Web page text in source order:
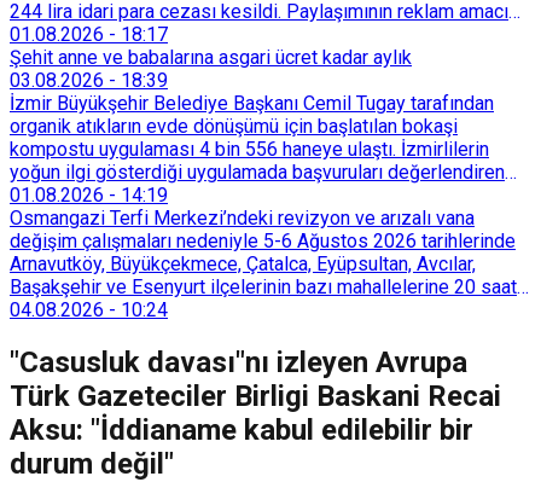
244 lira idari para cezası kesildi. Paylaşımının reklam amacı
taşımadığını savunan Dören, cezanın iptali için yargıya
başvurdu.
01.08.2026 - 18:17
Şehit anne ve babalarına asgari ücret kadar aylık
03.08.2026 - 18:39
İzmir Büyükşehir Belediye Başkanı Cemil Tugay tarafından
organik atıkların evde dönüşümü için başlatılan bokaşi
kompostu uygulaması 4 bin 556 haneye ulaştı. İzmirlilerin
yoğun ilgi gösterdiği uygulamada başvuruları değerlendiren
Tarımsal Hizmetler Dairesi Başkanlığı, farklı ilçelerde toplam
128 bokaşi kompost eğitimi düzenleyerek İzmirlileri
sürdürülebilir atık yönetimi sistemine dahil etti.
01.08.2026 - 14:19
Osmangazi Terfi Merkezi’ndeki revizyon ve arızalı vana
değişim çalışmaları nedeniyle 5-6 Ağustos 2026 tarihlerinde
Arnavutköy, Büyükçekmece, Çatalca, Eyüpsultan, Avcılar,
Başakşehir ve Esenyurt ilçelerinin bazı mahallelerine 20 saat
süreyle su verilemeyecek.
04.08.2026 - 10:24
"Casusluk davası"nı izleyen Avrupa
Türk Gazeteciler Birligi Baskani Recai
Aksu: "İddianame kabul edilebilir bir
durum değil"